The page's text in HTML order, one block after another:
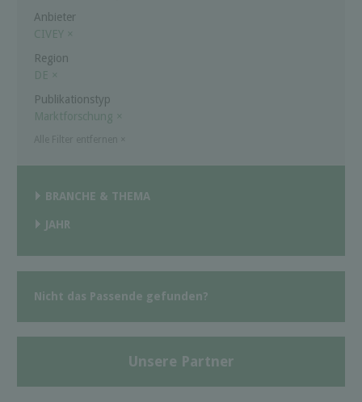
Anbieter
CIVEY
×
Region
DE ×
Publikationstyp
Marktforschung ×
BRANCHE & THEMA
JAHR
Nicht das Passende gefunden?
Unsere Partner